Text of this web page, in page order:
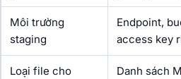
Môi trường
staging
Endpoint,
access key
Loại file cho
Danh sách